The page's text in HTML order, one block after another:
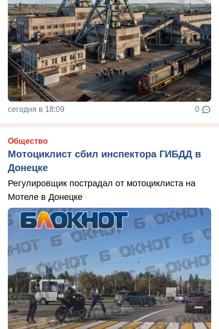
сегодня в 18:09 0
Общество
Мотоциклист сбил инспектора ГИБДД в
Донецке
Регулировщик пострадал от мотоциклиста на
Мотеле в Донецке